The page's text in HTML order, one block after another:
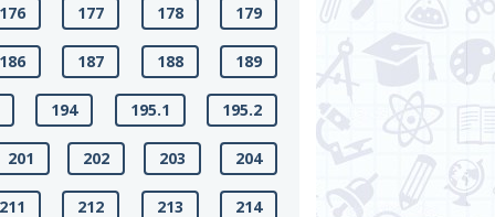
177 178 179
187 188 189
194 195.1 195.2
201 202 203 204
212 213 214